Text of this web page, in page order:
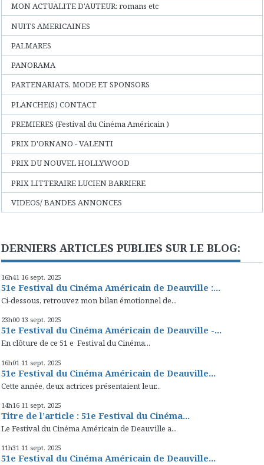
MON ACTUALITE D'AUTEUR: romans etc
NUITS AMERICAINES
PALMARES
PANORAMA
PARTENARIATS, MODE ET SPONSORS
PLANCHE(S) CONTACT
PREMIERES (Festival du Cinéma Américain )
PRIX D'ORNANO - VALENTI
PRIX DU NOUVEL HOLLYWOOD
PRIX LITTERAIRE LUCIEN BARRIERE
VIDEOS/ BANDES ANNONCES
DERNIERS ARTICLES PUBLIES SUR LE BLOG:
16h41 16 sept. 2025
51e Festival du Cinéma Américain de Deauville :...
Ci-dessous, retrouvez mon bilan émotionnel de...
23h00 13 sept. 2025
51e Festival du Cinéma Américain de Deauville -...
En clôture de ce 51 e Festival du Cinéma...
16h01 11 sept. 2025
51e Festival du Cinéma Américain de Deauville...
Cette année, deux actrices présentaient leur...
14h16 11 sept. 2025
Titre de l’article : 51e Festival du Cinéma...
Le Festival du Cinéma Américain de Deauville a...
11h31 11 sept. 2025
51e Festival du Cinéma Américain de Deauville...